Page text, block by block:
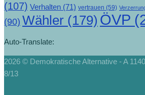
(107) Verhalten (71) vertrauen (59)
(90) Wähler (179) ÖVP
Auto-Translate:
2026 © Demokratische Alternative - A
8/13